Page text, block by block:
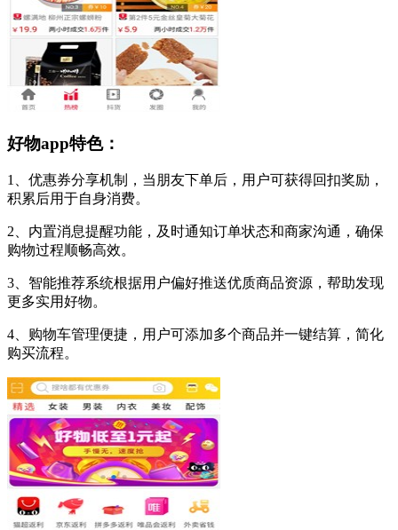
好物app特色：
1、优惠券分享机制，当朋友下单后，用户可获得回扣奖励，
积累后用于自身消费。
2、内置消息提醒功能，及时通知订单状态和商家沟通，确保
购物过程顺畅高效。
3、智能推荐系统根据用户偏好推送优质商品资源，帮助发现
更多实用好物。
4、购物车管理便捷，用户可添加多个商品并一键结算，简化
购买流程。